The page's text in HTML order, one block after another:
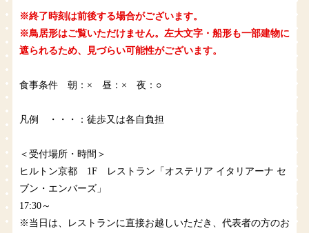
※終了時刻は前後する場合がございます。
※鳥居形はご覧いただけません。左大文字・船形も一部建物に
遮られるため、見づらい可能性がございます。
食事条件 朝：× 昼：× 夜：○
凡例 ・・・：徒歩又は各自負担
＜受付場所・時間＞
ヒルトン京都 1F レストラン「オステリア イタリアーナ セ
ブン・エンバーズ」
17:30～
※当日は、レストランに直接お越しいただき、代表者の方のお